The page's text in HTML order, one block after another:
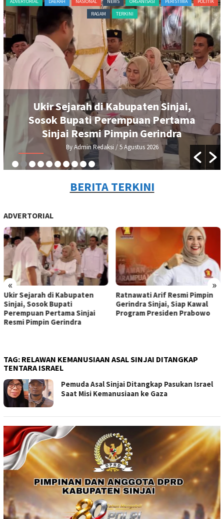
RAGAM
TERKINI
Ukir Sejarah di Kabupaten Sinjai,
Sosok Bupati Perempuan Pertama
Sinjai Resmi Pimpin Gerindra
By Admin Redaksi / 5 Agustus 2026
BERITA TERKINI
ADVERTORIAL
« »
Ukir Sejarah di Kabupaten
Sinjai, Sosok Bupati
Perempuan Pertama Sinjai
Resmi Pimpin Gerindra
Ratnawati Arif Resmi Pimpin
Gerindra Sinjai, Siap Kawal
Program Presiden Prabowo
TAG: RELAWAN KEMANUSIAAN ASAL SINJAI DITANGKAP
TENTARA ISRAEL
Pemuda Asal Sinjai Ditangkap Pasukan Israel
Saat Misi Kemanusiaan ke Gaza